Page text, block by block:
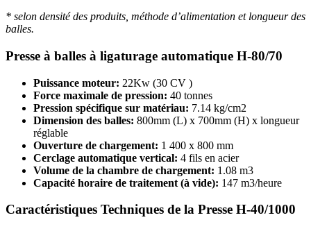
* selon densité des produits, méthode d’alimentation et longueur des
balles.
Presse à balles à ligaturage automatique H-80/70
Puissance moteur: 22Kw (30 CV )
Force maximale de pression: 40 tonnes
Pression spécifique sur matériau: 7.14 kg/cm2
Dimension des balles: 800mm (L) x 700mm (H) x longueur
réglable
Ouverture de chargement: 1 400 x 800 mm
Cerclage automatique vertical: 4 fils en acier
Volume de la chambre de chargement: 1.08 m3
Capacité horaire de traitement (à vide): 147 m3/heure
Caractéristiques Techniques de la Presse H-40/1000